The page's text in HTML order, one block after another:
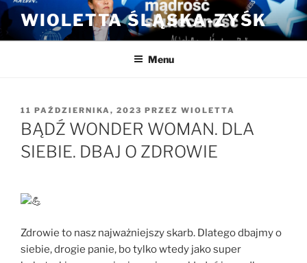
Przejdź
do
treści
WIOLETTA ŚLĄSKA-ZYŚK
Menu
OPUBLIKOWANE
W
11 PAŹDZIERNIKA, 2023 PRZEZ WIOLETTA
BĄDŹ WONDER WOMAN. DLA
SIEBIE. DBAJ O ZDROWIE
Zdrowie to nasz najważniejszy skarb. Dlatego dbajmy o
siebie, drogie panie, bo tylko wtedy jako super